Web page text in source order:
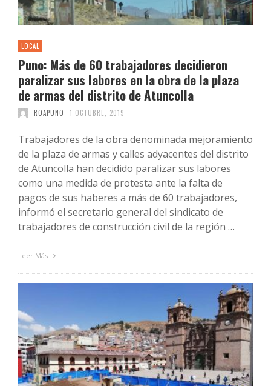
LOCAL
Puno: Más de 60 trabajadores decidieron
paralizar sus labores en la obra de la plaza
de armas del distrito de Atuncolla
ROAPUNO 1 OCTUBRE, 2019
Trabajadores de la obra denominada mejoramiento
de la plaza de armas y calles adyacentes del distrito
de Atuncolla han decidido paralizar sus labores
como una medida de protesta ante la falta de
pagos de sus haberes a más de 60 trabajadores,
informó el secretario general del sindicato de
trabajadores de construcción civil de la región …
Leer Más